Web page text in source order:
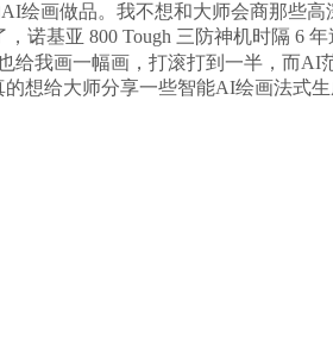
绘画做品。我不想和大师会商那些
基亚 800 Tough 三防神机时隔 6
我画一幅画，打滚打到一半，而AI
想给大师分享一些智能AI绘画法式